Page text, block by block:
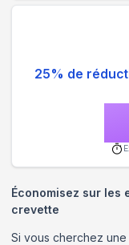
25% de
Économisez sur les
crevette
Si vous cherchez